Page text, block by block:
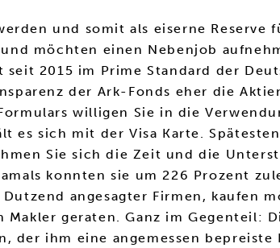
und somit als eiserne Reserve
möchten einen Nebenjob
2015 im Prime Standard der
der Ark-Fonds eher die
willigen Sie in die
es sich mit der Visa Karte.
Sie sich die Zeit und die
konnten sie um 226 Prozent
angesagter Firmen, kaufen
geraten. Ganz im Gegenteil:
der ihm eine angemessen